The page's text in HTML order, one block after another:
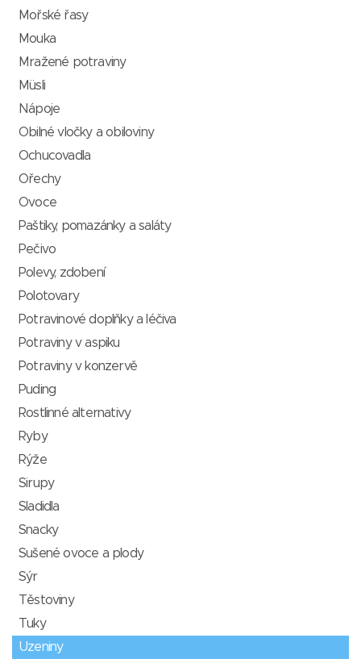
Mořské řasy
Mouka
Mražené potraviny
Müsli
Nápoje
Obilné vločky a obiloviny
Ochucovadla
Ořechy
Ovoce
Paštiky, pomazánky a saláty
Pečivo
Polevy, zdobení
Polotovary
Potravinové doplňky a léčiva
Potraviny v aspiku
Potraviny v konzervě
Puding
Rostlinné alternativy
Ryby
Rýže
Sirupy
Sladidla
Snacky
Sušené ovoce a plody
Sýr
Těstoviny
Tuky
Uzeniny